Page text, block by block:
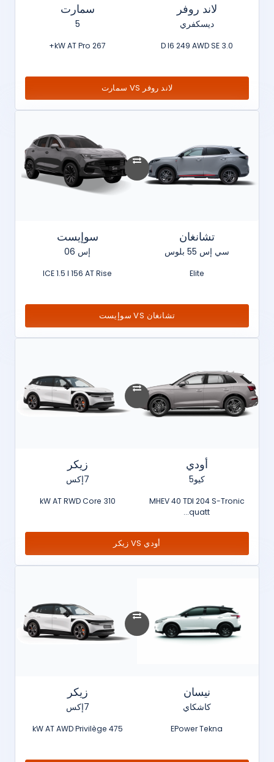
لاند روفر
ديسكفري
3.0 D I6 249 AWD SE
سمارت
5
267 kW AT Pro+
لاند روفر VS سمارت
تشانغان
سي إس 55 بلوس
Elite
سوإيست
إس 06
ICE 1.5 l 156 AT Rise
تشانغان VS سوإيست
أودي
كيو5
MHEV 40 TDI 204 S-Tronic
quatt...
زيكر
7إكس
310 kW AT RWD Core
أودي VS زيكر
نيسان
كاشكاي
EPower Tekna
زيكر
7إكس
475 kW AT AWD Privilège